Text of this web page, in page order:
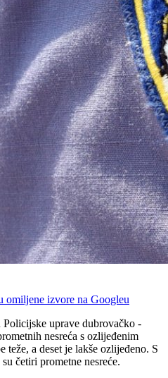
omiljene izvore na Googleu
uprave dubrovačko -
nesreća s ozlijeđenim
teže, a deset je lakše ozlijeđeno. S
četiri prometne nesreće.